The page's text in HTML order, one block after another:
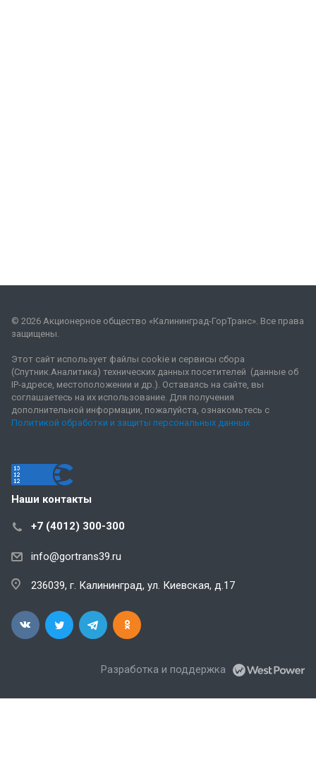
© 2026 Акционерное общество «Калининград-ГорТранс». Все права
защищены.
Этот сайт использует файлы cookie и сервисы сбора
(Спутник.Аналитика) технических данных посетителей (данные об
IP-адресе, местоположении и др.). Оставаясь на сайте, вы
соглашаетесь на их использование. Для получения
дополнительной информации, пожалуйста, ознакомьтесь с
Политикой обработки и защиты персональных данных
Наши контакты
+7 (4012) 300-300
info@gortrans39.ru
236039, г. Калининград, ул. Киевская, д.17
Разработка и поддержка